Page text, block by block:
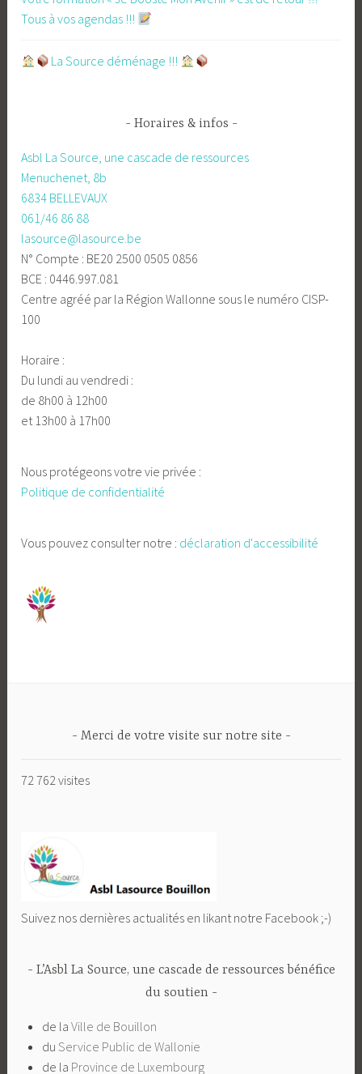
Tous à vos agendas !!!
​La Source déménage !!!
Horaires & infos
Asbl La Source, une cascade de ressources
Menuchenet, 8b
6834 BELLEVAUX
061/46 86 88
lasource@lasource.be
N° Compte : BE20 2500 0505 0856
BCE : 0446.997.081
Centre agréé par la Région Wallonne sous le numéro CISP-
100
Horaire :
Du lundi au vendredi :
de 8h00 à 12h00
et 13h00 à 17h00
Nous protégeons votre vie privée :
Politique de confidentialité
Vous pouvez consulter notre : déclaration d'accessibilité
Merci de votre visite sur notre site
72 762 visites
Suivez nos dernières actualités en likant notre Facebook ;-)
L’Asbl La Source, une cascade de ressources bénéfice
du soutien
de la Ville de Bouillon
du Service Public de Wallonie
de la Province de Luxembourg